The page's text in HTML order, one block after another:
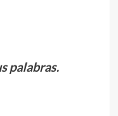
palabras.